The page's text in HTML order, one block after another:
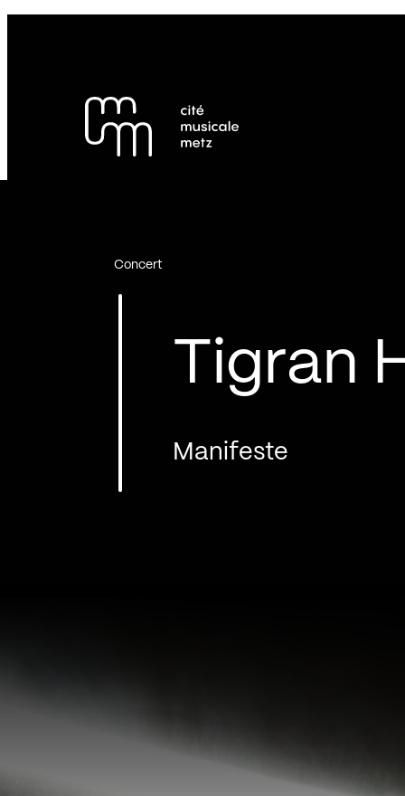
Pied de page
Tigran
Manifeste
Concert